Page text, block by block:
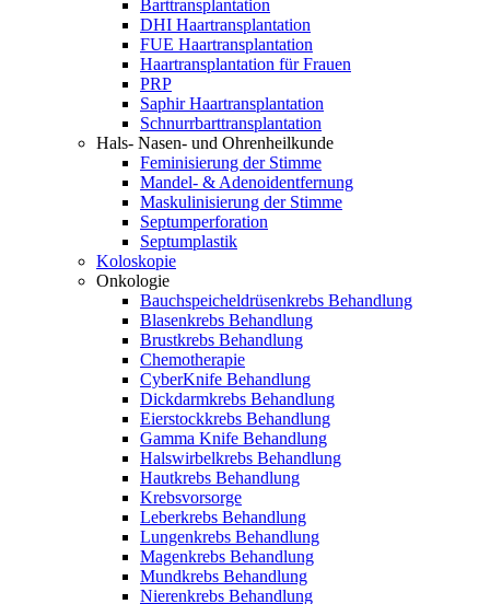
Barttransplantation
DHI Haartransplantation
FUE Haartransplantation
Haartransplantation für Frauen
PRP
Saphir Haartransplantation
Schnurrbarttransplantation
Hals- Nasen- und Ohrenheilkunde
Feminisierung der Stimme
Mandel- & Adenoidentfernung
Maskulinisierung der Stimme
Septumperforation
Septumplastik
Koloskopie
Onkologie
Bauchspeicheldrüsenkrebs Behandlung
Blasenkrebs Behandlung
Brustkrebs Behandlung
Chemotherapie
CyberKnife Behandlung
Dickdarmkrebs Behandlung
Eierstockkrebs Behandlung
Gamma Knife Behandlung
Halswirbelkrebs Behandlung
Hautkrebs Behandlung
Krebsvorsorge
Leberkrebs Behandlung
Lungenkrebs Behandlung
Magenkrebs Behandlung
Mundkrebs Behandlung
Nierenkrebs Behandlung